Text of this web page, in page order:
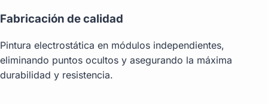
Fabricación de calidad
Pintura electrostática en módulos independientes,
eliminando puntos ocultos y asegurando la máxima
durabilidad y resistencia.